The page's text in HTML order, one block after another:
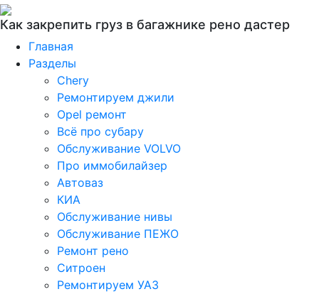
Как закрепить груз в багажнике рено дастер
Главная
Разделы
Chery
Ремонтируем джили
Opel ремонт
Всё про субару
Обслуживание VOLVO
Про иммобилайзер
Автоваз
КИА
Обслуживание нивы
Обслуживание ПЕЖО
Ремонт рено
Ситроен
Ремонтируем УАЗ